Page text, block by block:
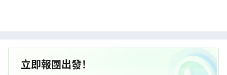
立即報團出發！